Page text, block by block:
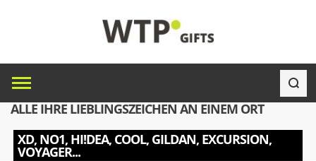
ALLE IHRE LIEBLINGSZEICHEN AN EINEM ORT
XD, NO1, HI!DEA, COOL, GILDAN, EXCURSION,
VOYAGER...